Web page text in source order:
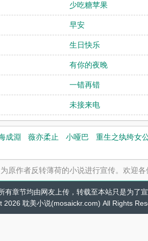
少吃糖苹果
早安
生日快乐
有你的夜晚
一错再错
未接来电
成淵 薇亦柔止 小哑巴 重生之纨绔女
原作者反转薄荷的小说进行宣传。欢迎
有章节均由网友上传，转载至本站只是为了宣
2026 耽美小说(mosaickr.com) All Rights